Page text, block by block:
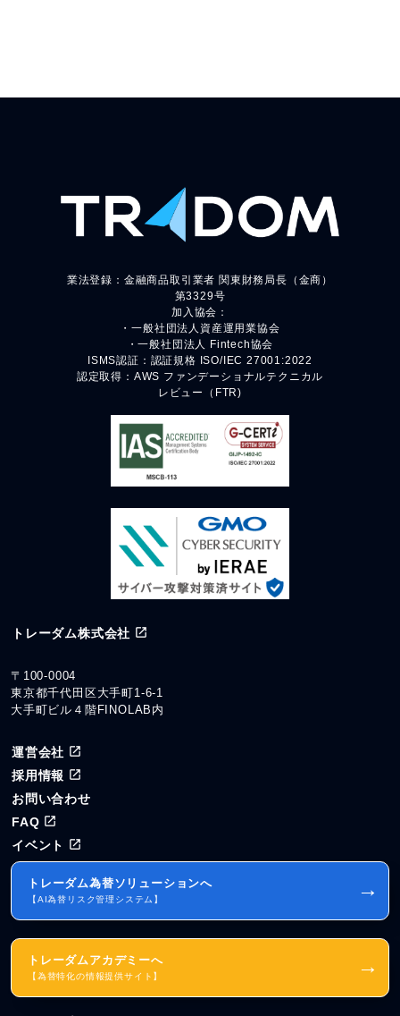
業法登録：金融商品取引業者 関東財務局長（金商）
第3329号
加入協会：
・一般社団法人資産運用業協会
・一般社団法人 Fintech協会
ISMS認証：認証規格 ISO/IEC 27001:2022
認定取得：AWS ファンデーショナルテクニカル
レビュー（FTR)
トレーダム株式会社
〒100-0004
東京都千代田区大手町1-6-1
大手町ビル４階FINOLAB内
運営会社
採用情報
お問い合わせ
FAQ
イベント
トレーダム為替ソリューションへ
【AI為替リスク管理システム】 →
トレーダムアカデミーへ
【為替特化の情報提供サイト】 →